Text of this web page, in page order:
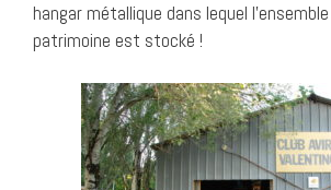
hangar métallique dans lequel
patrimoine est stocké !